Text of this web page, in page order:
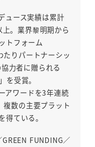
ュース実績は累計
。業界黎明期から
トフォーム
たりパートナーシッ
力者に贈られる
を受賞。
アワードを3年連続
複数の主要プラット
得ている。
FUNDING／